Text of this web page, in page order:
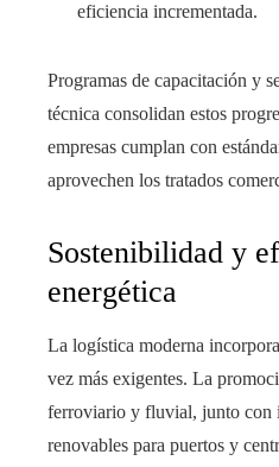
eficiencia incrementada.
Programas de capacitación y
técnica consolidan estos
empresas cumplan con
aprovechen los tratados
Sostenibilidad y
energética
La logística moderna
vez más exigentes. La
ferroviario y fluvial, junto con
renovables para puertos y